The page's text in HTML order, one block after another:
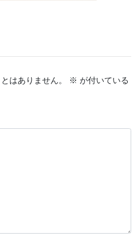
はありません。 ※ が付いている